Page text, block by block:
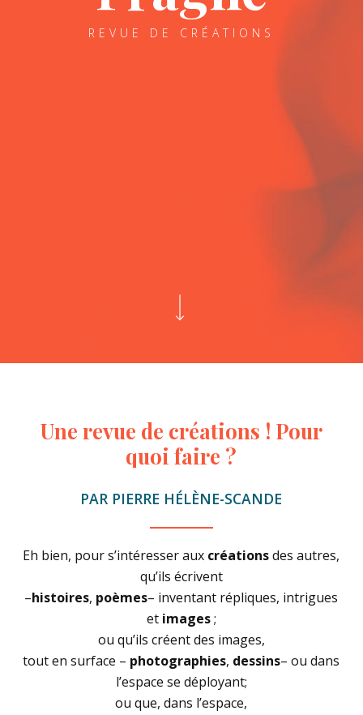
REVUE DE CRÉATIONS
Une revue de créations ! Pour
quoi faire ?
PAR PIERRE HÉLÈNE-SCANDE
Eh bien, pour s’intéresser aux créationsdes autres,
qu’ils écrivent
–histoires, poèmes– inventant répliques, intrigues
et images;
ou qu’ils créent des images,
tout en surface – photographies, dessins– ou dans
l’espace se déployant;
ou que, dans l’espace,